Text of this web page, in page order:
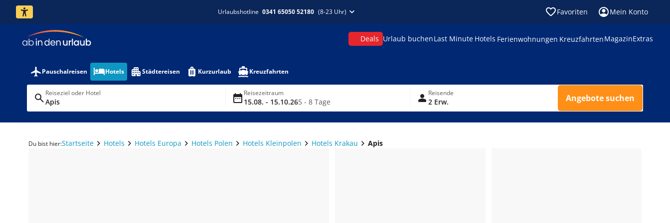
Urlaubshotline 0341 65050 52180 (8-23 Uhr) Favoriten Mein Konto
Deals Urlaub buchenLast Minute Hotels Ferienwohnungen KreuzfahrtenMagazinExtras
Pauschalreisen Hotels Städtereisen Kurzurlaub Kreuzfahrten
Reiseziel oder Hotel
Apis
Reisezeitraum
15.08. - 15.10.265 - 8 Tage
Reisende
2 Erw. Angebote suchen
Du bist hier:Startseite Hotels Hotels Europa Hotels Polen Hotels Kleinpolen Hotels Krakau Apis